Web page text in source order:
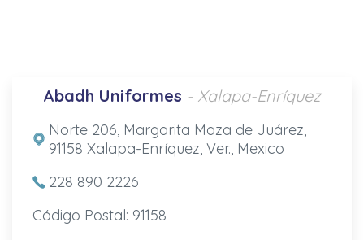
Abadh Uniformes - Xalapa-Enríquez
Norte 206, Margarita Maza de Juárez,
91158 Xalapa-Enríquez, Ver., Mexico
228 890 2226
Código Postal: 91158